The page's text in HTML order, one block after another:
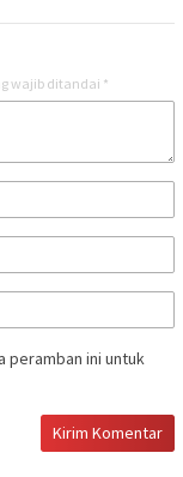
wajib ditandai *
peramban ini untuk